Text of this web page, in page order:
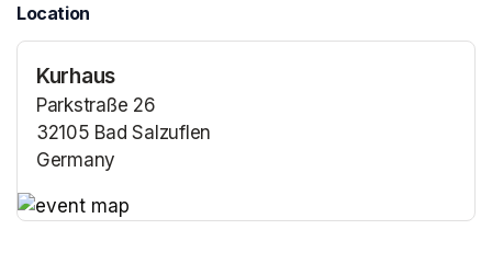
Location
Kurhaus
Parkstraße 26
32105 Bad Salzuflen
Germany